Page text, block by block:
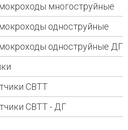
многоструйные
одноструйные
одноструйные ДГ
СВТТ
СВТТ - ДГ